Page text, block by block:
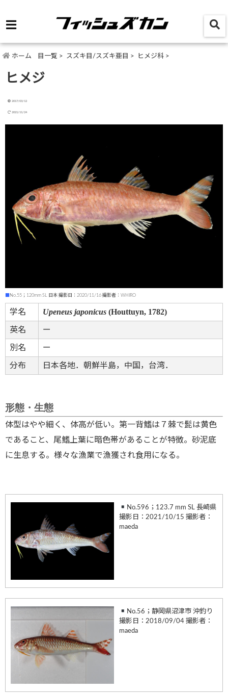
ホーム 目一覧 > スズキ目/スズキ亜目 > ヒメジ科 >
ヒメジ
2017/03/12
2021/11/24
No.55；120mm SL 日本 撮影日：2020/11/16 撮影者：WHIRO
学名 Upeneus japonicus (Houttuyn, 1782)
英名 ー
別名 ー
分布 日本各地．朝鮮半島，中国，台湾．
形態・生態
体型はやや細く、体高が低い。第一背鰭は７棘で髭は黄色
であること、尾鰭上葉に暗色帯があることが特徴。砂泥底
に生息する。様々な漁業で漁獲され食用になる。
No.596；123.7 mm SL 長崎県
撮影日：2021/10/15 撮影者：
maeda
No.56；静岡県沼津市 沖釣り
撮影日：2018/09/04 撮影者：
maeda